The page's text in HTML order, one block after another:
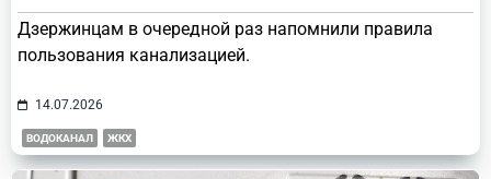
Дзержинцам в очередной раз напомнили правила
пользования канализацией.
14.07.2026
ВОДОКАНАЛ ЖКХ